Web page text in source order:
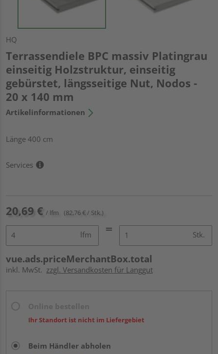
HQ
Terrassendiele BPC massiv Platingrau
einseitig Holzstruktur, einseitig
gebürstet, längsseitige Nut, Nodos -
20 x 140 mm
Artikelinformationen
Länge 400 cm
Services
20,69 € / lfm (82,76 € / Stk.)
lfm Stk.
vue.ads.priceMerchantBox.total
inkl. MwSt. zzgl. Versandkosten für Langgut
Ihr Standort ist nicht im Liefergebiet
Beim Händler abholen